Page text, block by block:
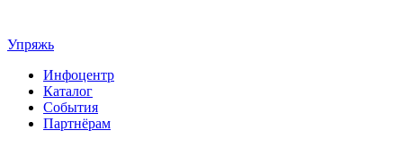
Упряжь
Инфоцентр
Каталог
События
Партнёрам